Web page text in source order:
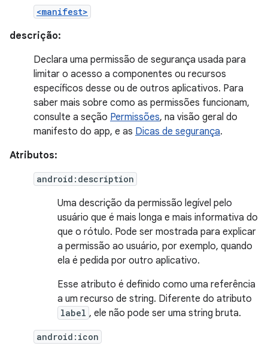
<manifest>
descrição:
Declara uma permissão de segurança usada para
limitar o acesso a componentes ou recursos
específicos desse ou de outros aplicativos. Para
saber mais sobre como as permissões funcionam,
consulte a seção Permissões, na visão geral do
manifesto do app, e as Dicas de segurança.
Atributos:
android:description
Uma descrição da permissão legível pelo
usuário que é mais longa e mais informativa do
que o rótulo. Pode ser mostrada para explicar
a permissão ao usuário, por exemplo, quando
ela é pedida por outro aplicativo.
Esse atributo é definido como uma referência
a um recurso de string. Diferente do atributo
label , ele não pode ser uma string bruta.
android:icon